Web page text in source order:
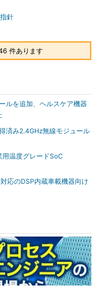
針
件あります
ルを追加、ヘルスケア機器
済み2.4GHz無線モジュール
温度グレードSoC
応のDSP内蔵車載機器向け